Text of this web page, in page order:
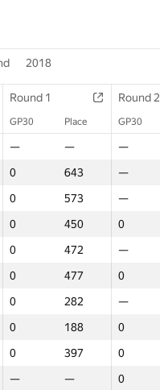
2018
Round 1 Round 2
GP30 Place GP30
— — —
0 643 —
0 573 —
0 450 0
0 472 —
0 477 0
0 282 —
0 188 0
0 397 0
— — 0